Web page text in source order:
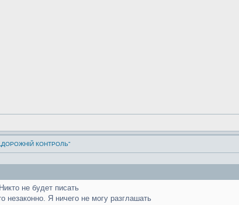
„ДОРОЖНІЙ КОНТРОЛЬ”
не будет писать
незаконно. Я ничего не могу разглашать